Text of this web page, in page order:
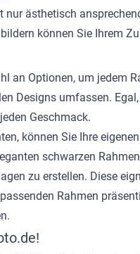
ästhetisch
können Sie Ihrem
an Optionen, um jedem
Designs umfassen.
Geschmack.
können Sie Ihre
schwarzen
zu erstellen. Diese
Rahmen